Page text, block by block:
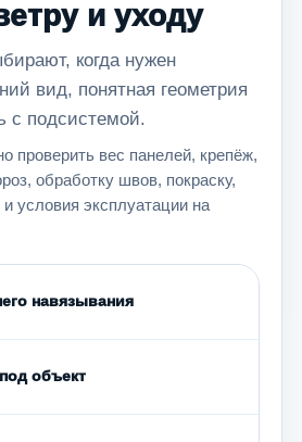
и уходу
когда нужен
вид, понятная геометрия
с подсистемой.
проверить вес панелей, крепёж,
обработку швов, покраску,
условия эксплуатации на
навязывания
объект